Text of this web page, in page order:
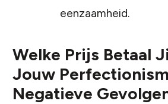
eenzaamheid.
Welke Prijs Betaal
Jouw
Negatieve